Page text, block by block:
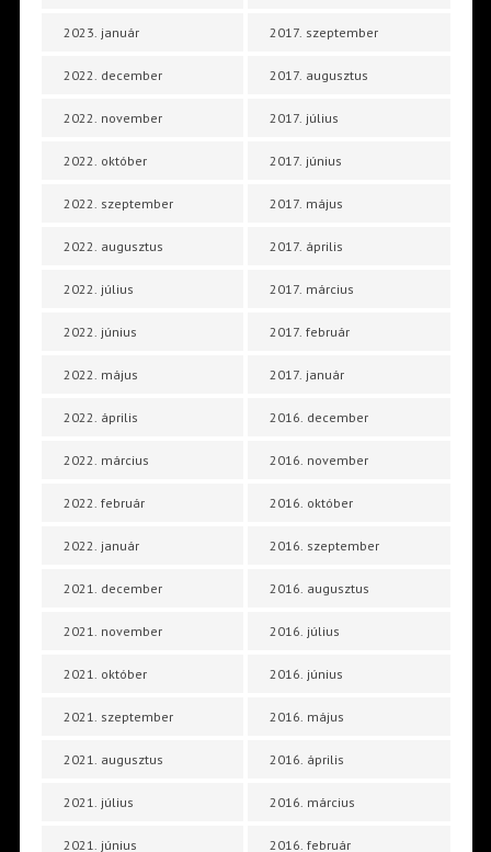
2023. január
2022. december
2022. november
2022. október
2022. szeptember
2022. augusztus
2022. július
2022. június
2022. május
2022. április
2022. március
2022. február
2022. január
2021. december
2021. november
2021. október
2021. szeptember
2021. augusztus
2021. július
2021. június
2017. szeptember
2017. augusztus
2017. július
2017. június
2017. május
2017. április
2017. március
2017. február
2017. január
2016. december
2016. november
2016. október
2016. szeptember
2016. augusztus
2016. július
2016. június
2016. május
2016. április
2016. március
2016. február